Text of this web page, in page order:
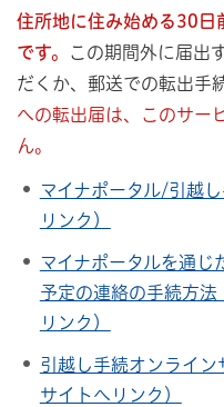
住所地に住み始める30日
です。
この期間外に届出
だくか、郵送での転出手
への転出届は、このサー
ん。
マイナポータル/引越
リンク）
マイナポータルを通じ
予定の連絡の手続方法
リンク）
引越し手続オンライ
サイトへリンク）